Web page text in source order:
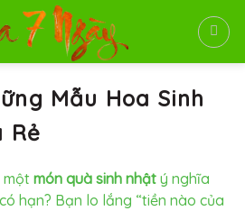
Mẫu Hoa Sinh
Rẻ
một món quà sinh nhậtý nghĩa
hạn? Bạn lo lắng “tiền nào của